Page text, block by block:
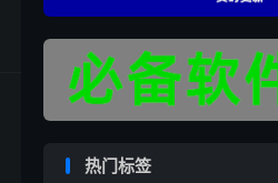
热门标签